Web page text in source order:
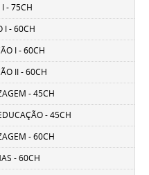
- 75CH
I - 60CH
I - 60CH
II - 60CH
- 45CH
- 45CH
- 60CH
- 60CH